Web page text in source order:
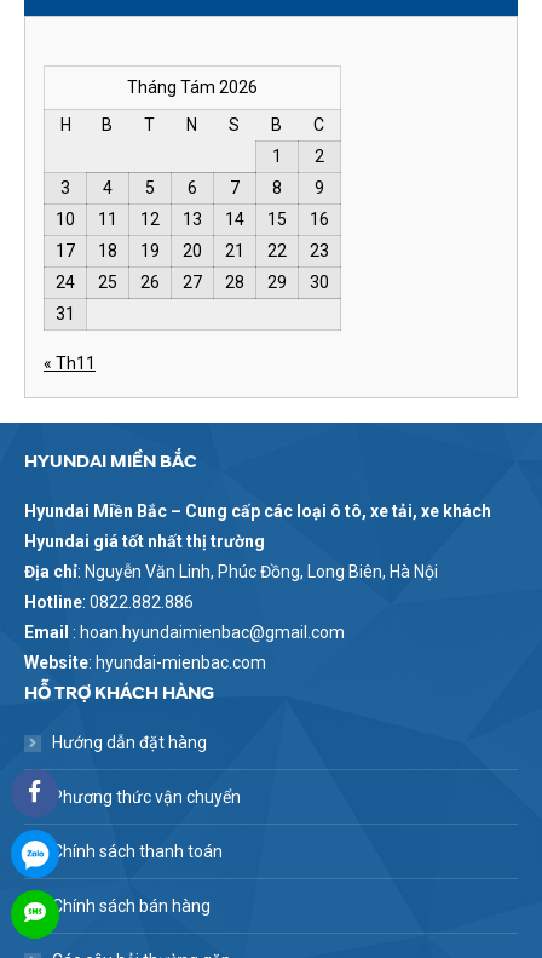
Tháng Tám 2026
H
B T N S B
C
1
2
3
4 5 6 7 8
9
10
11 12 13 14 15
16
17
18 19 20 21 22
23
24
25 26 27 28 29
30
31
« Th11
HYUNDAI MIỀN BẮC
Hyundai Miền Bắc – Cung cấp các loại ô tô, xe tải, xe khách
Hyundai giá tốt nhất thị trường
Địa chỉ: Nguyễn Văn Linh, Phúc Đồng, Long Biên, Hà Nội
Hotline: 0822.882.886
Email : hoan.hyundaimienbac@gmail.com
Website: hyundai-mienbac.com
HỖ TRỢ KHÁCH HÀNG
Hướng dẫn đặt hàng
Phương thức vận chuyển
Chính sách thanh toán
Chính sách bán hàng